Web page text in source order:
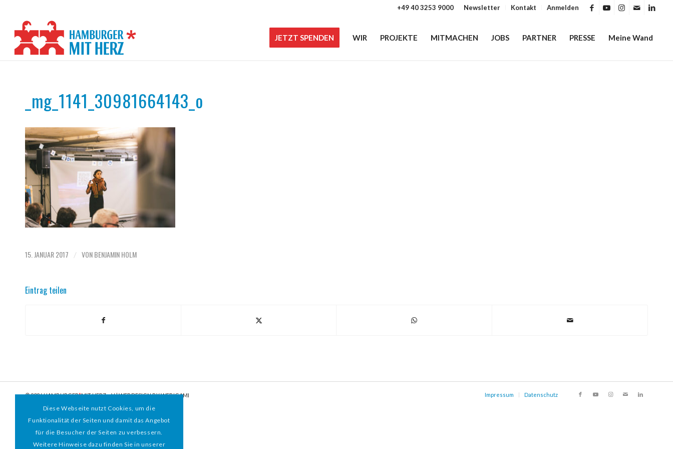
Newsletter Kontakt Anmelden
+49 40 3253 9000
JETZT SPENDEN WIR PROJEKTE MITMACHEN JOBS PARTNER PRESSE Meine Wand
_mg_1141_30981664143_o
15. JANUAR 2017 / VONBENJAMIN HOLM
Eintrag teilen
© 2026 HAMBURGER*MIT HERZ e.V. | WEBDESIGN BY WEBIGAMI Impressum Datenschutz
Diese Webseite nutzt Cookies, um die
Funktionalität der Seiten und damit das Angebot
für die Besucher der Seiten zu verbessern.
Weitere Hinweise dazu finden Sie in unserer